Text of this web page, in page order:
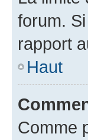
forum.
rapport
Haut
Comme